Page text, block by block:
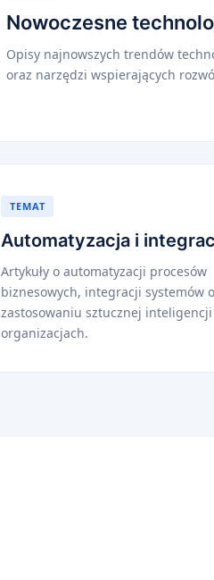
Nowoczesne
Opisy najnowszych trendów
oraz narzędzi wspierających
TEMAT
Automatyzacja i
Artykuły o automatyzacji procesów
biznesowych, integracji systemów
zastosowaniu sztucznej
organizacjach.